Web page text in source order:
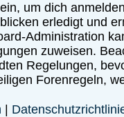
um dich
erledigt und
Administration
zuweisen.
Regelungen,
Forenregeln,